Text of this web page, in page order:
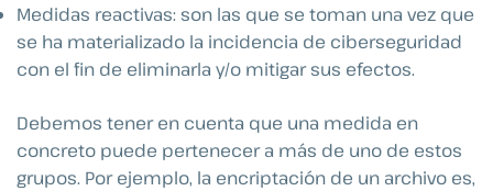
Medidas reactivas: son las que se toman una vez que
se ha materializado la incidencia de ciberseguridad
con el fin de eliminarla y/o mitigar sus efectos.
Debemos tener en cuenta que una medida en
concreto puede pertenecer a más de uno de estos
grupos. Por ejemplo, la encriptación de un archivo es,